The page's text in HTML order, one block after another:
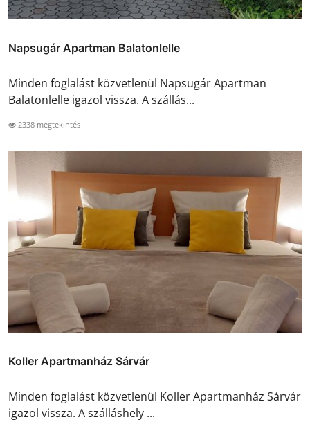
Napsugár Apartman Balatonlelle
Minden foglalást közvetlenül Napsugár Apartman
Balatonlelle igazol vissza. A szállás...
2338 megtekintés
Koller Apartmanház Sárvár
Minden foglalást közvetlenül Koller Apartmanház Sárvár
igazol vissza. A szálláshely ...